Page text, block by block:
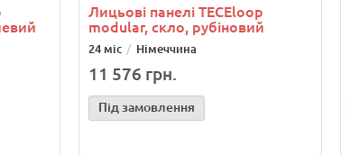
Лицьові панелі TECEloop
modular, скло, рубіновий
24 міс Німеччина
11 576 грн.
Під замовлення